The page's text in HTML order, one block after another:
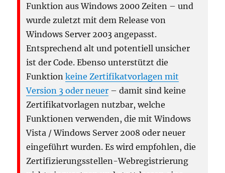
Funktion aus Windows 2000 Zeiten – und
wurde zuletzt mit dem Release von
Windows Server 2003 angepasst.
Entsprechend alt und potentiell unsicher
ist der Code. Ebenso unterstützt die
Funktionkeine Zertifikatvorlagen mit
Version 3 oder neuer – damit sind keine
Zertifikatvorlagen nutzbar, welche
Funktionen verwenden, die mit Windows
Vista / Windows Server 2008 oder neuer
eingeführt wurden. Es wird empfohlen, die
Zertifizierungsstellen-Webregistrierung